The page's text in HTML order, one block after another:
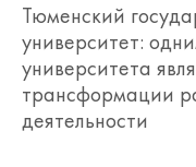
Тюменский
университет:
университета
трансформации
деятельности